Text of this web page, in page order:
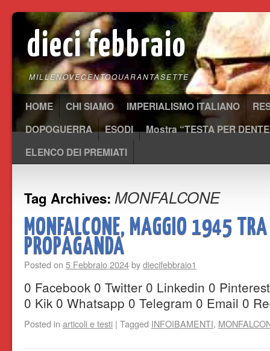
dieci febbraio
MILLENOVECENTOQUARANTASETTE
HOME CHI SIAMO IMPERIALISMO ITALIANO
DOPOGUERRA
ESODI
Mostra “TESTA PER
ELENCO DEI PREMIATI
Tag Archives: MONFALCONE
MONFALCONE, MAGGIO 1945
PROPAGANDA
Posted on 5 Febbraio 2024bydiecifebbraio1
0 Facebook 0 Twitter 0 Linkedin 0
0 Kik 0 Whatsapp 0 Telegram 0 Email 0
Posted in articoli e testi | Tagged INFOIBAMENTI,